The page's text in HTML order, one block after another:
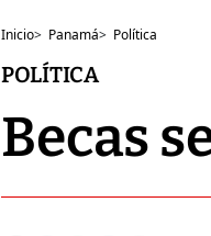
Inicio> Panamá> Política
POLÍTICA
Becas